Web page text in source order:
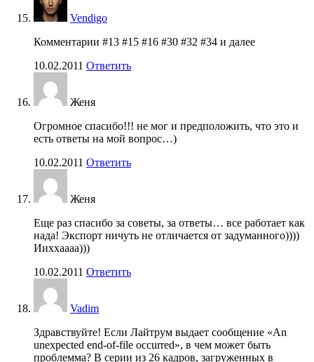
Vendigo
Комментарии #13 #15 #16 #30 #32 #34 и далее
10.02.2011 Ответить
Женя
Огромное спасибо!!! не мог и предположить, что это и
есть ответы на мой вопрос…)
10.02.2011 Ответить
Женя
Еще раз спасибо за советы, за ответы… все работает как
нада! Экспорт ничуть не отличается от задуманного))))
Ииххаааа)))
10.02.2011 Ответить
Vadim
Здравствуйте! Если Лайтрум выдает сообщение «An
unexpected end-of-file occurred», в чем может быть
проблемма? В серии из 26 кадров, загруженных в